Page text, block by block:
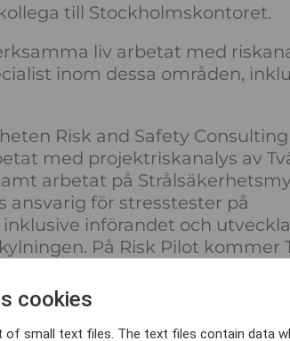
till Stockholmskontoret.
liv arbetat med
inom dessa områden,
Risk and Safety
med projektriskanalys av
arbetat på
ansvarig för stresstester på
införandet och
På Risk Pilot kommer
rörande fysiskt skydd.
med att göra det bästa för
med andra typer av
cookies
of small text files. The text files contain data